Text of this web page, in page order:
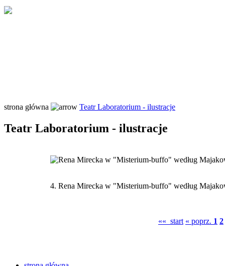
strona główna Teatr Laboratorium - ilustracje
Teatr Laboratorium - ilustracje
4. Rena Mirecka w "Misterium-buffo" według
«« start « poprz. 1 2